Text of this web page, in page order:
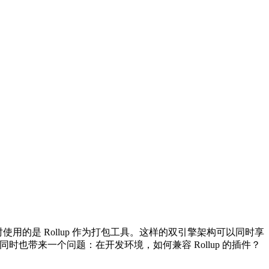
用的是 Rollup 作为打包工具。这样的双引擎架构可以同时享
时也带来一个问题：在开发环境，如何兼容 Rollup 的插件？